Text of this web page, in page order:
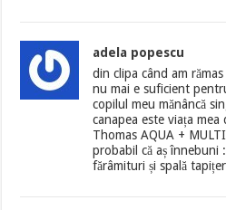
adela popescu
din clipa când am
nu mai e suficient
copilul meu mănâncă
canapea este viața
Thomas AQUA +
probabil că aș înnebuni
fărâmituri și spală